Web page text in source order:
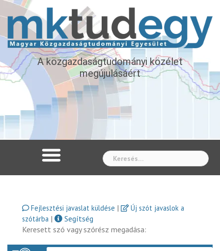
A közgazdaságtudományi közélet
megújulásáért
Fejlesztési javaslat küldése |
Új szót javaslok a
szótárba |
Segítség
Keresett szó vagy szórész megadása: